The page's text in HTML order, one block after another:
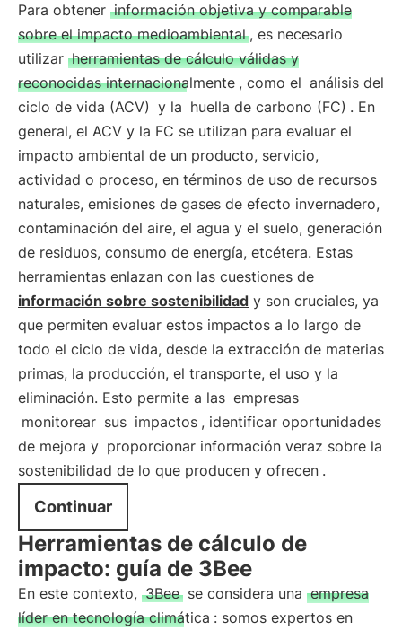
Para obtener información objetiva y comparable
sobre el impacto medioambiental , es necesario
utilizar herramientas de cálculo válidas y
reconocidas internacionalmente , como el análisis del
ciclo de vida (ACV) y la huella de carbono (FC) . En
general, el ACV y la FC se utilizan para evaluar el
impacto ambiental de un producto, servicio,
actividad o proceso, en términos de uso de recursos
naturales, emisiones de gases de efecto invernadero,
contaminación del aire, el agua y el suelo, generación
de residuos, consumo de energía, etcétera. Estas
herramientas enlazan con las cuestiones de
información sobre sostenibilidad y son cruciales, ya
que permiten evaluar estos impactos a lo largo de
todo el ciclo de vida, desde la extracción de materias
primas, la producción, el transporte, el uso y la
eliminación. Esto permite a las empresas
monitorear sus impactos , identificar oportunidades
de mejora y proporcionar información veraz sobre la
sostenibilidad de lo que producen y ofrecen .
Continuar
Herramientas de cálculo de
impacto: guía de 3Bee
En este contexto, 3Bee se considera una empresa
líder en tecnología climática : somos expertos en